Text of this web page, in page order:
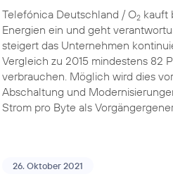
Telefónica Deutschland / O2 kauft
Energien ein und geht
steigert das Unternehmen
Vergleich zu 2015 mindestens 82
verbrauchen. Möglich wird dies
Abschaltung und
Strom pro Byte als
26. Oktober 2021